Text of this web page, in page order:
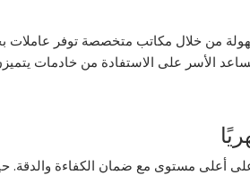
من خلال مكاتب متخصصة توفر عاملات
الأسر على الاستفادة من خادمات
أعلى مستوى مع ضمان الكفاءة والدقة.